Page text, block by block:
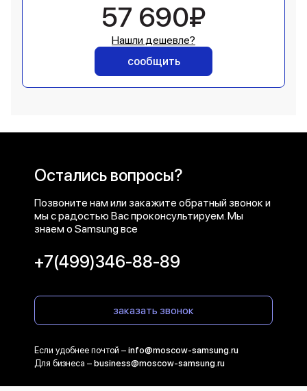
57 690₽
Нашли дешевле?
сообщить
Остались вопросы?
Позвоните нам или закажите обратный звонок и
мы с радостью Вас проконсультируем. Мы
знаем о Samsung все
+7(499)346-88-89
заказать звонок
Если удобнее почтой – info@moscow-samsung.ru
Для бизнеса – business@moscow-samsung.ru